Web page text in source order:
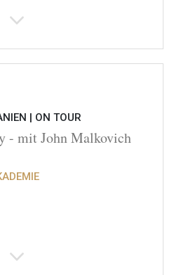
| ON TOUR
- mit John Malkovich